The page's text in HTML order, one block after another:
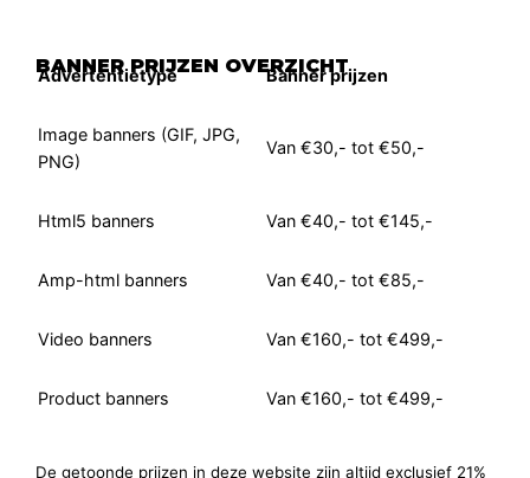
BANNER PRIJZEN OVERZICHT
Advertentietype Banner prijzen
Image banners (GIF, JPG,
PNG)
Van €30,- tot €50,-
Html5 banners Van €40,- tot €145,-
Amp-html banners Van €40,- tot €85,-
Video banners Van €160,- tot €499,-
Product banners Van €160,- tot €499,-
De getoonde prijzen in deze website zijn altijd exclusief 21%